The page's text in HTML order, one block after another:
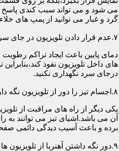
می شود و می تواند سبب کندی پاسخ
گرد و غبار می توانید از پمپ های
۷.عدم قرار دادن تلویزیون در جای سرد
دمای پایین باعث ایجاد تراکم
های داخل تلویزیون نفوذ
درجای سرد نگهداری نکنید.
۸.اجسام تیز را دور از تلویزیون نگه دارید
یکی دیگر از راه های مراقبت از
آن می باشد.اشیای تیز می توانند به
برده و باعث آسیب دیدگی دائمی
۹.دور نگه داشتن آهنربا از تلویزیون های ال ای دی